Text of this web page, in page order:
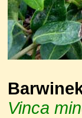
Vinca